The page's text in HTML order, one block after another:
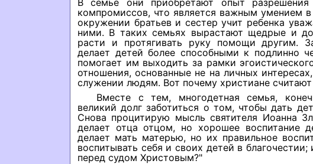
В семье они приобретают опыт
компромиссов, что является важным умением
окружении братьев и сестер учит ребенка
ними. В таких семьях вырастают щедрые и
расти и протягивать руку помощи другим.
делает детей более способными к подлинно
помогает им выходить за рамки
отношения, основанные не на личных
служении людям. Вот почему христиане
Вместе с тем, многодетная семья,
великий долг заботиться о том, чтобы дать
Снова процитирую мысль святителя Иоанна
делает отца отцом, но хорошее воспитание
делает мать матерью, но их правильное
воспитывать себя и своих детей в
перед судом Христовым?"